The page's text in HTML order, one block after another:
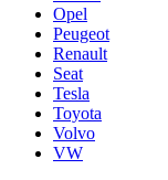
Opel
Peugeot
Renault
Seat
Tesla
Toyota
Volvo
VW